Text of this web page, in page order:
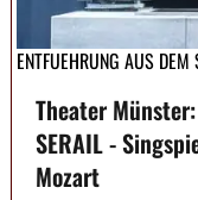
ENTFUEHRUNG AUS DEM
Theater Münster:
SERAIL -
Mozart